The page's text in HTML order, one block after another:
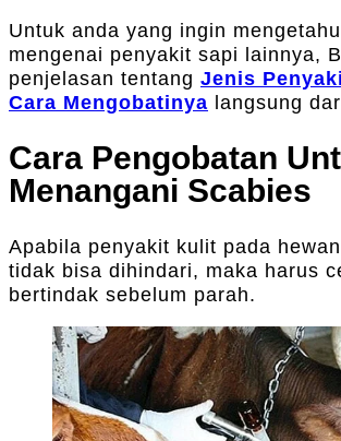
Untuk anda yang ingin
mengenai penyakit sapi lainnya,
penjelasan tentang Jenis
Cara Mengobatinya langsung
Cara Pengobatan
Menangani Scabies
Apabila penyakit kulit pada
tidak bisa dihindari, maka harus
bertindak sebelum parah.